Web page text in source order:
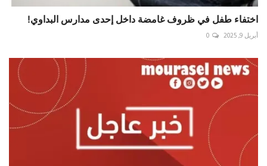
اختفاء طفل في ظروف غامضة داخل إحدى مدارس البداوي!
أبريل 9, 2025 0